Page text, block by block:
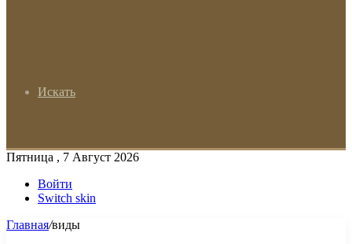
Искать
Пятница , 7 Август 2026
Войти
Switch skin
Главная/виды